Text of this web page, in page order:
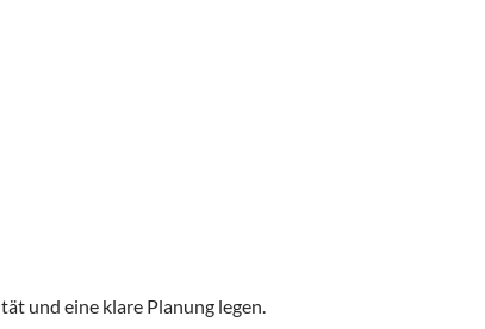
und eine klare Planung legen.